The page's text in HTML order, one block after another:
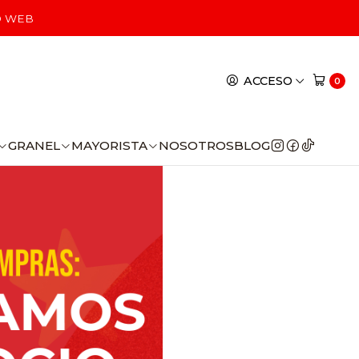
ACCESO 0
GRANEL MAYORISTA NOSOTROSBLOG
WEB
tu negocio